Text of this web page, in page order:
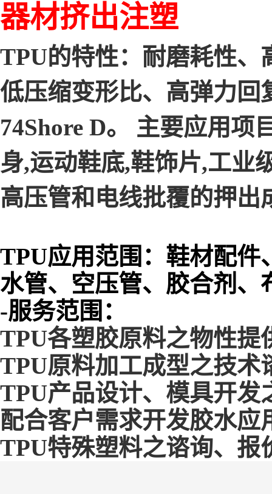
器材挤出注塑
TPU的特性：耐磨耗性、
低压缩变形比、高弹力回
74Shore D。 主要应用项
身,运动鞋底,鞋饰片,工业
高压管和电线批覆的押出
TPU应用范围：鞋材配件
水管、空压管、胶合剂
-服务范围：
TPU各塑胶原料之物性提
TPU原料加工成型之技术
TPU产品设计、模具开发
配合客户需求开发胶水
TPU特殊塑料之谘询、报